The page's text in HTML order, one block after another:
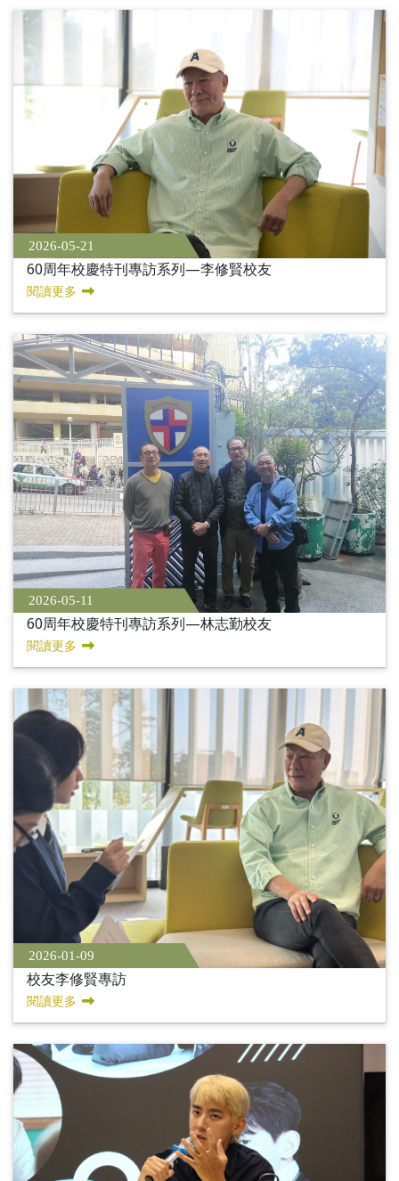
2026-05-21
60周年校慶特刊專訪系列—李修賢校友
閱讀更多
2026-05-11
60周年校慶特刊專訪系列—林志勤校友
閱讀更多
2026-01-09
校友李修賢專訪
閱讀更多